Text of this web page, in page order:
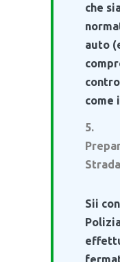
che
auto
come
Sii